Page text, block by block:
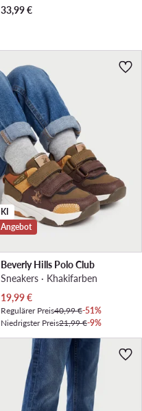
33,99€
KI
Angebot
Beverly Hills Polo Club
Sneakers · Khakifarben
Aktueller Preis
19,99€
Regulärer Preis40,99 €-51%
Niedrigster Preis21,99 €-9%